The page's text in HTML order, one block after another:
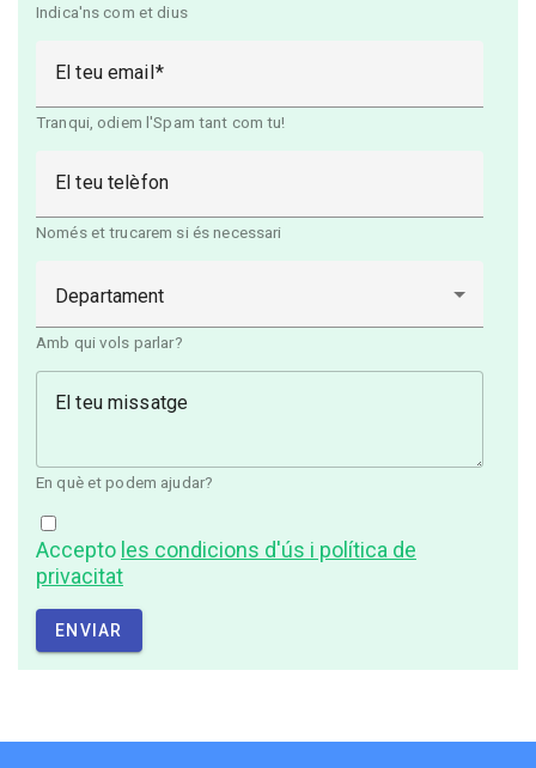
Indica'ns com et dius
El teu email
Tranqui, odiem l'Spam tant com tu!
El teu telèfon
Només et trucarem si és necessari
Departament
Amb qui vols parlar?
El teu missatge
En què et podem ajudar?
Accepto les condicions d'ús i política de
privacitat
ENVIAR